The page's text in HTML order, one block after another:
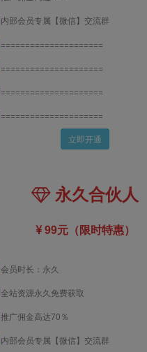
内部会员专属【微信】交流群
=====================
=====================
=====================
=====================
立即开通
永久合伙人
99元（限时特惠）
会员时长：永久
全站资源永久免费获取
推广佣金高达70％
内部会员专属【微信】交流群